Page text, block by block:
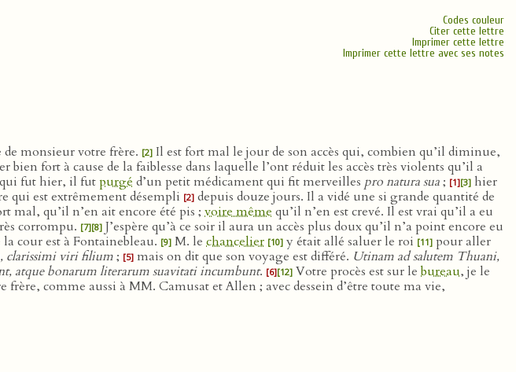
Codes couleur
Citer cette lettre
Imprimer cette lettre
Imprimer cette lettre avec ses notes
de monsieur votre frère. [2] Il est fort mal le jour de son accès qui, combien qu’il diminue,
fort à cause de la faiblesse dans laquelle l’ont réduit les accès très violents qu’il a
fut hier, il futpurgé d’un petit médicament qui fit merveilles pro natura sua; [1][3] hier
qui est extrêmement désempli [2] depuis douze jours. Il a vidé une si grande quantité de
mal, qu’il n’en ait encore été pis ; voire même qu’il n’en est crevé. Il est vrai qu’il a eu
corrompu. [7][8] J’espère qu’à ce soir il aura un accès plus doux qu’il n’a point encore eu
cour est à Fontainebleau. [9] M. le chancelier [10] y était allé saluer le roi [11] pour aller
clarissimi viri filium; [5] mais on dit que son voyage est différé. Utinam ad salutem Thuani,
atque bonarum literarum suavitati incumbunt. [6][12] Votre procès est sur lebureau, je le
comme aussi à MM. Camusat et Allen ; avec dessein d’être toute ma vie,